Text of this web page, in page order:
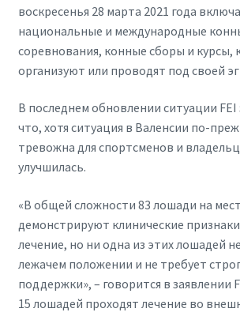
воскресенья 28 марта 2021 года
национальные и международные
соревнования, конные сборы и курсы,
организуют или проводят под своей
В последнем обновлении ситуации FEI
что, хотя ситуация в Валенсии по-
тревожна для спортсменов и
улучшилась.
«В общей сложности 83 лошади на
демонстрируют клинические
лечение, но ни одна из этих лошадей
лежачем положении и не требует
поддержки», – говорится в заявлении
15 лошадей проходят лечение во